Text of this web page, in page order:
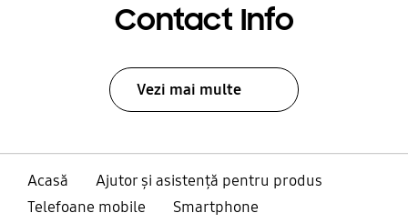
Contact Info
Vezi mai multe
Acasă
Ajutor și asistență pentru produs
Telefoane mobile
Smartphone